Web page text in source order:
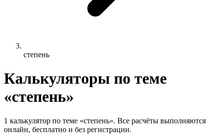
степень
Калькуляторы по теме
«степень»
1 калькулятор по теме «степень». Все расчёты выполняются
онлайн, бесплатно и без регистрации.